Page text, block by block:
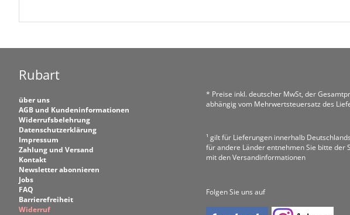
Rubart
über uns
AGB und Kundeninformationen
Widerrufsbelehrung
Datenschutzerklärung
Impressum
Zahlung und Versand
Kontakt
Newsletter abonnieren
Jobs
FAQ
Barrierefreiheit
Widerruf
* Preise inkl. deutscher MwSt, der
abhängig vom Mehrwertsteuersatz des
¹ gilt für Lieferungen innerhalb
für andere Länder entnehmen Sie bitte der
mit den Versandinformationen
Folgen Sie uns auf